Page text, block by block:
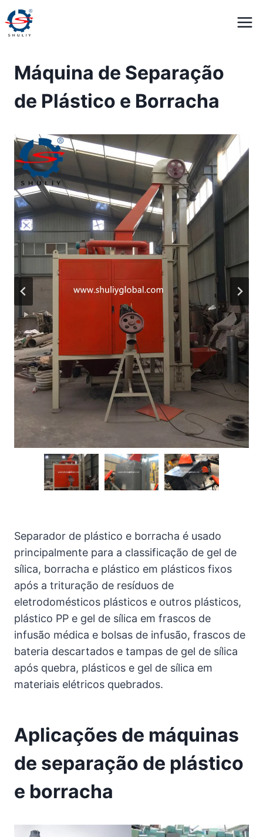
Pular
para
Máquina de Separação
de Plástico e Borracha
Separador de plástico e borracha é usado
principalmente para a classificação de gel de
sílica, borracha e plástico em plásticos fixos
após a trituração de resíduos de
eletrodomésticos plásticos e outros plásticos,
plástico PP e gel de sílica em frascos de
infusão médica e bolsas de infusão, frascos de
bateria descartados e tampas de gel de sílica
após quebra, plásticos e gel de sílica em
materiais elétricos quebrados.
Aplicações de máquinas
de separação de plástico
e borracha